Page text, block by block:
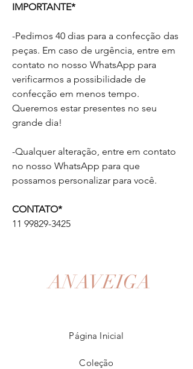
IMPORTANTE*
-Pedimos 40 dias para a confecção das
peças. Em caso de urgência, entre em
contato no nosso WhatsApp para
verificarmos a possibilidade de
confecção em menos tempo.
Queremos estar presentes no seu
grande dia!
-Qualquer alteração, entre em contato
no nosso WhatsApp para que
possamos personalizar para você.
CONTATO*
11 99829-3425
ANAVEIGA
Página Inicial
Coleção